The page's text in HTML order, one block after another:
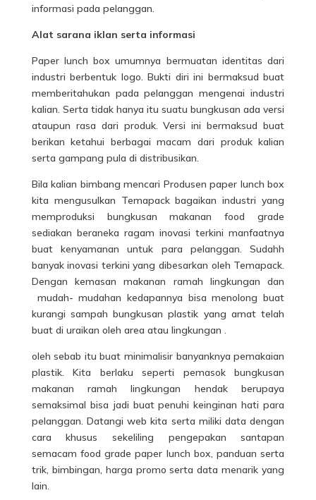
informasi pada pelanggan.
Alat sarana iklan serta informasi
Paper lunch box umumnya bermuatan identitas dari
industri berbentuk logo. Bukti diri ini bermaksud buat
memberitahukan pada pelanggan mengenai industri
kalian. Serta tidak hanya itu suatu bungkusan ada versi
ataupun rasa dari produk. Versi ini bermaksud buat
berikan ketahui berbagai macam dari produk kalian
serta gampang pula di distribusikan.
Bila kalian bimbang mencari Produsen paper lunch box
kita mengusulkan Temapack bagaikan industri yang
memproduksi bungkusan makanan food grade
sediakan beraneka ragam inovasi terkini manfaatnya
buat kenyamanan untuk para pelanggan. Sudahh
banyak inovasi terkini yang dibesarkan oleh Temapack.
Dengan kemasan makanan ramah lingkungan dan
mudah- mudahan kedapannya bisa menolong buat
kurangi sampah bungkusan plastik yang amat telah
buat di uraikan oleh area atau lingkungan .
oleh sebab itu buat minimalisir banyanknya pemakaian
plastik. Kita berlaku seperti pemasok bungkusan
makanan ramah lingkungan hendak berupaya
semaksimal bisa jadi buat penuhi keinginan hati para
pelanggan. Datangi web kita serta miliki data dengan
cara khusus sekeliling pengepakan santapan
semacam food grade paper lunch box, panduan serta
trik, bimbingan, harga promo serta data menarik yang
lain.